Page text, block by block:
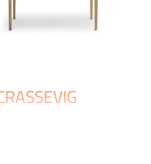
nábytkářského